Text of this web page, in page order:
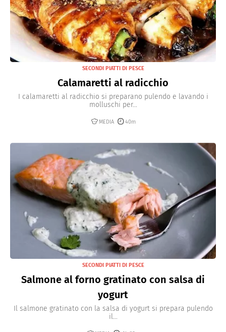
SECONDI PIATTI DI PESCE
Calamaretti al radicchio
I calamaretti al radicchio si preparano pulendo e lavando i
molluschi per...
MEDIA 40m
SECONDI PIATTI DI PESCE
Salmone al forno gratinato con salsa di
yogurt
Il salmone gratinato con la salsa di yogurt si prepara pulendo
il...